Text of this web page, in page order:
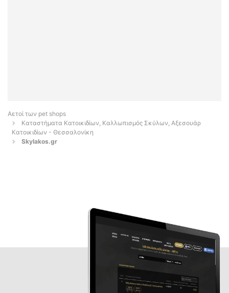
Αετοί των pet shops
Καταστήματα Κατοικιδίων, Καλλωπισμός Σκύλων, Αξεσουάρ
Κατοικιδίων - Θεσσαλονίκη
Skylakos.gr